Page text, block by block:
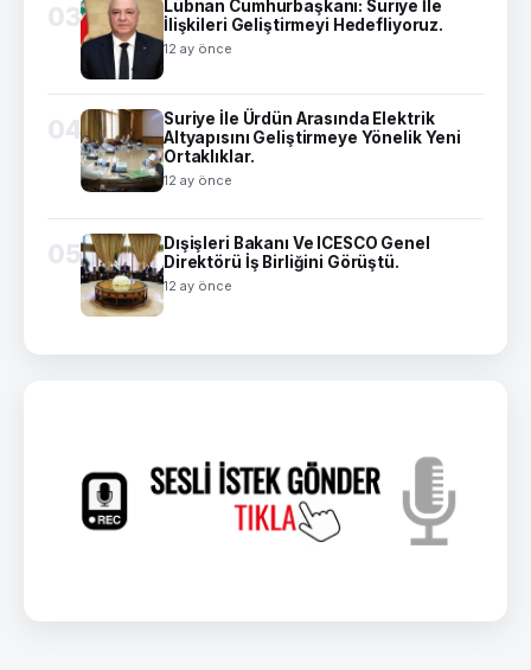
03
Lübnan Cumhurbaşkanı: Suriye İle
İlişkileri Geliştirmeyi Hedefliyoruz.
12 ay önce
04
Suriye İle Ürdün Arasında Elektrik
Altyapısını Geliştirmeye Yönelik Yeni
Ortaklıklar.
12 ay önce
05
Dışişleri Bakanı Ve ICESCO Genel
Direktörü İş Birliğini Görüştü.
12 ay önce